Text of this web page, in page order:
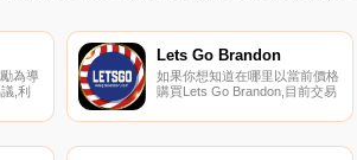
為導
,利
Lets Go Brandon
如果你想知道在哪里以當前價格
購買Lets Go Brandon,目前交易
加密貨幣交易所是